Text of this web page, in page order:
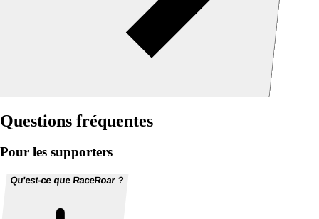
Questions fréquentes
Pour les supporters
Qu'est-ce que RaceRoar ?